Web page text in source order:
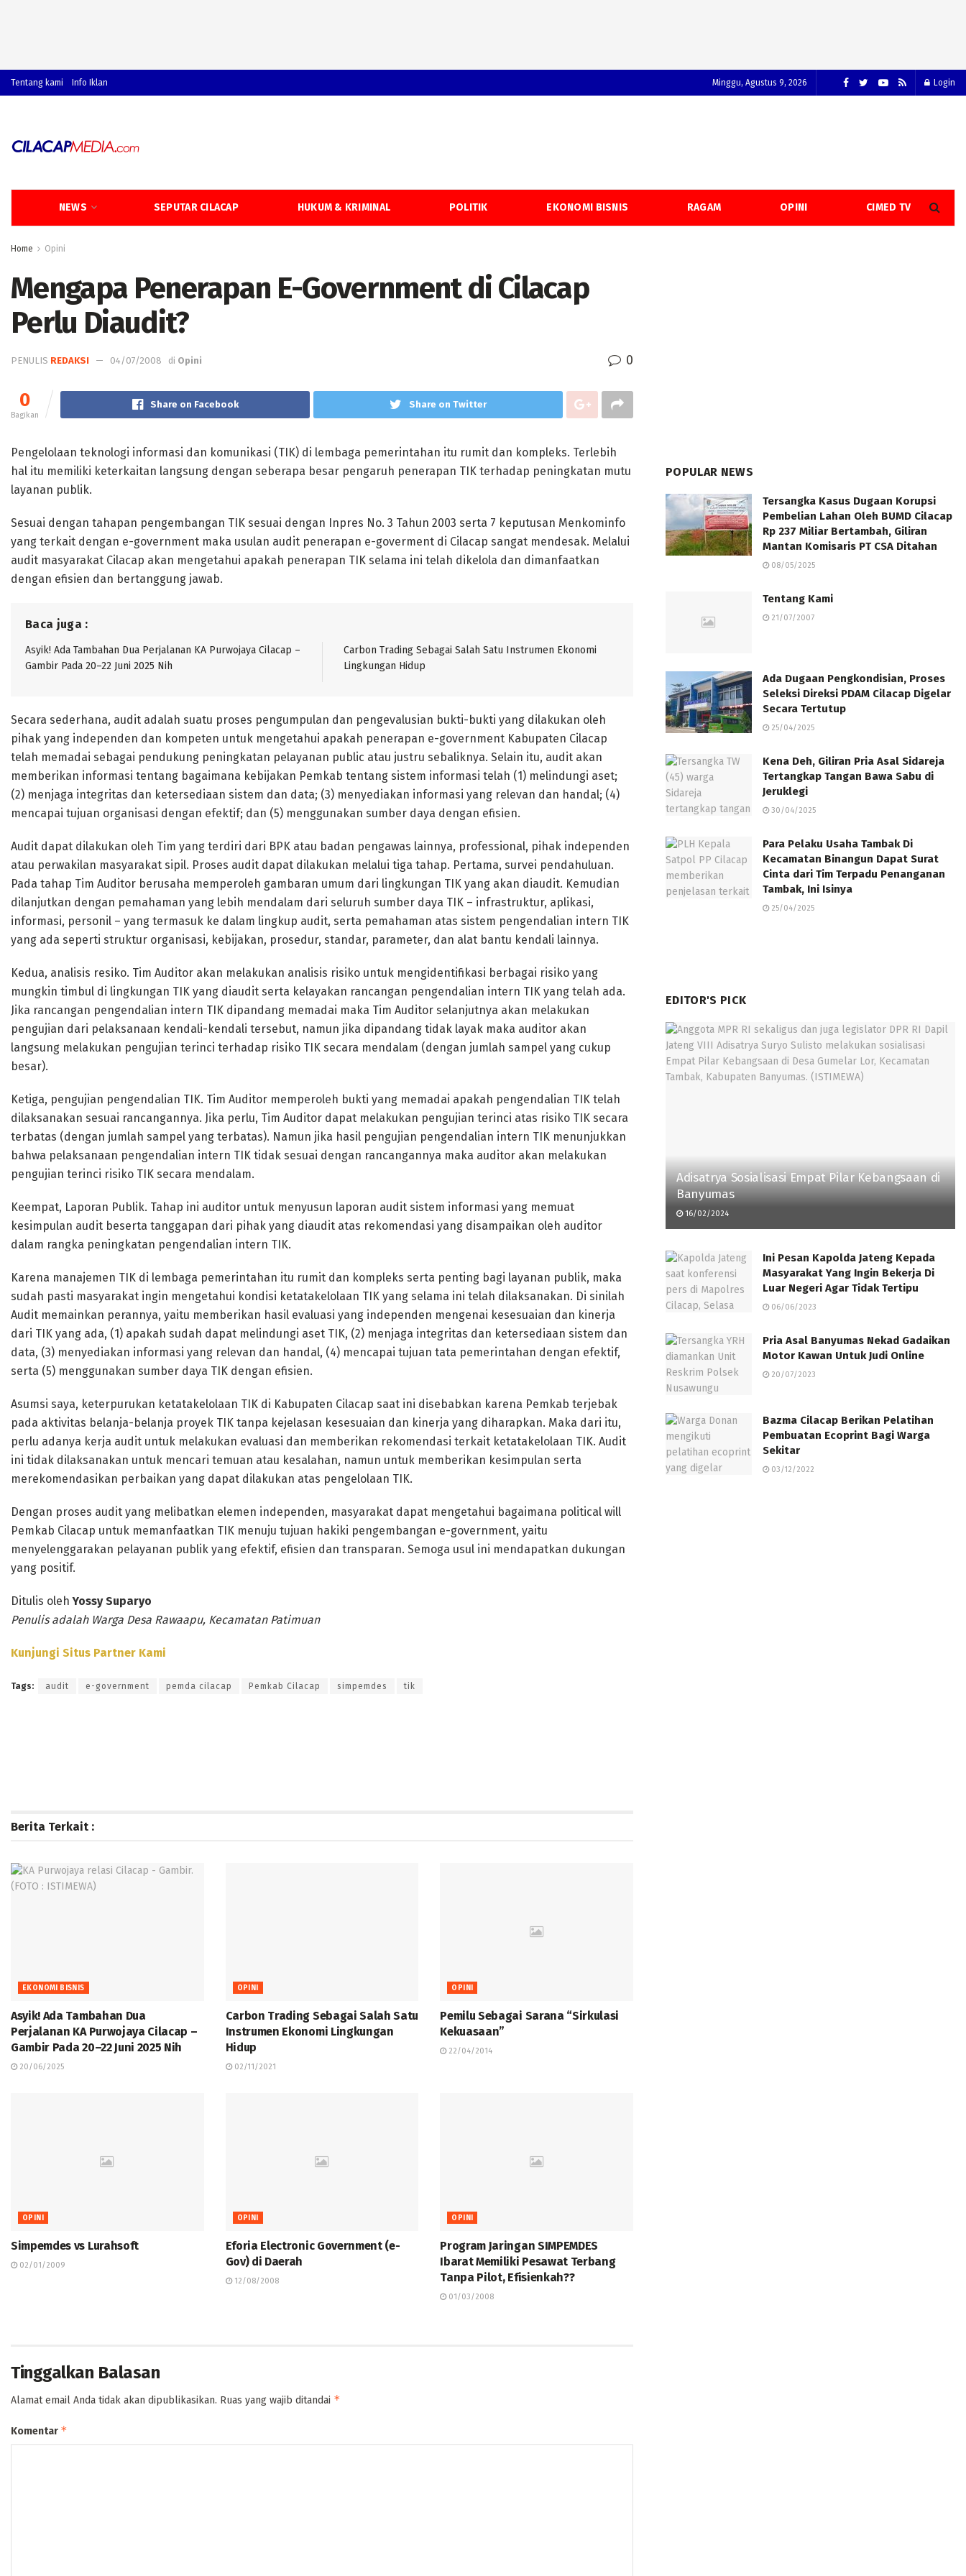
Tentang kami Info Iklan Minggu, Agustus 9, 2026 Login
NEWS SEPUTAR CILACAP HUKUM & KRIMINAL POLITIK EKONOMI BISNIS RAGAM OPINI CIMED TV
Home Opini
Mengapa Penerapan E-Government di Cilacap
Perlu Diaudit?
PENULIS REDAKSI 04/07/2008 di Opini 0
0
Bagikan
Share on Facebook Share on Twitter
Pengelolaan teknologi informasi dan komunikasi (TIK) di lembaga pemerintahan itu rumit dan kompleks. Terlebih
hal itu memiliki keterkaitan langsung dengan seberapa besar pengaruh penerapan TIK terhadap peningkatan mutu
layanan publik.
Sesuai dengan tahapan pengembangan TIK sesuai dengan Inpres No. 3 Tahun 2003 serta 7 keputusan Menkominfo
yang terkait dengan e-government maka usulan audit penerapan e-goverment di Cilacap sangat mendesak. Melalui
audit masyarakat Cilacap akan mengetahui apakah penerapan TIK selama ini telah dikelola dan dimanfaatkan
dengan efisien dan bertanggung jawab.
Baca juga :
Asyik! Ada Tambahan Dua Perjalanan KA Purwojaya Cilacap –
Gambir Pada 20–22 Juni 2025 Nih
Carbon Trading Sebagai Salah Satu Instrumen Ekonomi
Lingkungan Hidup
Secara sederhana, audit adalah suatu proses pengumpulan dan pengevalusian bukti-bukti yang dilakukan oleh
pihak yang independen dan kompeten untuk mengetahui apakah penerapan e-government Kabupaten Cilacap
telah memadai sebagai pendukung peningkatan pelayanan public atau justru sebaliknya. Selain itu, audit akan
memberikan informasi tentang bagaimana kebijakan Pemkab tentang sistem informasi telah (1) melindungi aset;
(2) menjaga integritas dan ketersediaan sistem dan data; (3) menyediakan informasi yang relevan dan handal; (4)
mencapai tujuan organisasi dengan efektif; dan (5) menggunakan sumber daya dengan efisien.
Audit dapat dilakukan oleh Tim yang terdiri dari BPK atau badan pengawas lainnya, professional, pihak independen
atau perwakilan masyarakat sipil. Proses audit dapat dilakukan melalui tiga tahap. Pertama, survei pendahuluan.
Pada tahap Tim Auditor berusaha memperoleh gambaran umum dari lingkungan TIK yang akan diaudit. Kemudian
dilanjutkan dengan pemahaman yang lebih mendalam dari seluruh sumber daya TIK – infrastruktur, aplikasi,
informasi, personil – yang termasuk ke dalam lingkup audit, serta pemahaman atas sistem pengendalian intern TIK
yang ada seperti struktur organisasi, kebijakan, prosedur, standar, parameter, dan alat bantu kendali lainnya.
Kedua, analisis resiko. Tim Auditor akan melakukan analisis risiko untuk mengidentifikasi berbagai risiko yang
mungkin timbul di lingkungan TIK yang diaudit serta kelayakan rancangan pengendalian intern TIK yang telah ada.
Jika rancangan pengendalian intern TIK dipandang memadai maka Tim Auditor selanjutnya akan melakukan
pengujian dari pelaksanaan kendali-kendali tersebut, namun jika dipandang tidak layak maka auditor akan
langsung melakukan pengujian terinci terhadap risiko TIK secara mendalam (dengan jumlah sampel yang cukup
besar).
Ketiga, pengujian pengendalian TIK. Tim Auditor memperoleh bukti yang memadai apakah pengendalian TIK telah
dilaksanakan sesuai rancangannya. Jika perlu, Tim Auditor dapat melakukan pengujian terinci atas risiko TIK secara
terbatas (dengan jumlah sampel yang terbatas). Namun jika hasil pengujian pengendalian intern TIK menunjukkan
bahwa pelaksanaan pengendalian intern TIK tidak sesuai dengan rancangannya maka auditor akan melakukan
pengujian terinci risiko TIK secara mendalam.
Keempat, Laporan Publik. Tahap ini auditor untuk menyusun laporan audit sistem informasi yang memuat
kesimpulan audit beserta tanggapan dari pihak yang diaudit atas rekomendasi yang disampaikan oleh auditor
dalam rangka peningkatan pengendalian intern TIK.
Karena manajemen TIK di lembaga pemerintahan itu rumit dan kompleks serta penting bagi layanan publik, maka
sudah pasti masyarakat ingin mengetahui kondisi ketatakelolaan TIK yang selama ini telah dilaksanakan. Di sinilah
Audit memainkan perannya, yaitu memberikan hasil evaluasi yang independen mengenai kesesuaian dan kinerja
dari TIK yang ada, (1) apakah sudah dapat melindungi aset TIK, (2) menjaga integritas dan ketersediaan sistem dan
data, (3) menyediakan informasi yang relevan dan handal, (4) mencapai tujuan tata pemerintahan dengan efektif,
serta (5) menggunakan sumber daya TIK dengan efisien.
Asumsi saya, keterpurukan ketatakelolaan TIK di Kabupaten Cilacap saat ini disebabkan karena Pemkab terjebak
pada aktivitas belanja-belanja proyek TIK tanpa kejelasan kesesuaian dan kinerja yang diharapkan. Maka dari itu,
perlu adanya kerja audit untuk melakukan evaluasi dan memberikan rekomendasi terkait ketatakelolaan TIK. Audit
ini tidak dilaksanakan untuk mencari temuan atau kesalahan, namun untuk memberikan kesimpulan serta
merekomendasikan perbaikan yang dapat dilakukan atas pengelolaan TIK.
Dengan proses audit yang melibatkan elemen independen, masyarakat dapat mengetahui bagaimana political will
Pemkab Cilacap untuk memanfaatkan TIK menuju tujuan hakiki pengembangan e-government, yaitu
menyelenggarakan pelayanan publik yang efektif, efisien dan transparan. Semoga usul ini mendapatkan dukungan
yang positif.
Ditulis olehYossy Suparyo
Penulis adalah Warga Desa Rawaapu, Kecamatan Patimuan
Kunjungi Situs Partner Kami
Tags: audit e-government pemda cilacap Pemkab Cilacap simpemdes tik
Berita Terkait :
EKONOMI BISNIS
Asyik! Ada Tambahan Dua
Perjalanan KA Purwojaya Cilacap –
Gambir Pada 20–22 Juni 2025 Nih
20/06/2025
OPINI
Carbon Trading Sebagai Salah Satu
Instrumen Ekonomi Lingkungan
Hidup
02/11/2021
OPINI
Pemilu Sebagai Sarana “Sirkulasi
Kekuasaan”
22/04/2014
OPINI
Simpemdes vs Lurahsoft
02/01/2009
OPINI
Eforia Electronic Government (e-
Gov) di Daerah
12/08/2008
OPINI
Program Jaringan SIMPEMDES
Ibarat Memiliki Pesawat Terbang
Tanpa Pilot, Efisienkah??
01/03/2008
Tinggalkan Balasan
Alamat email Anda tidak akan dipublikasikan. Ruas yang wajib ditandai *
Komentar *
POPULAR NEWS
Tersangka Kasus Dugaan Korupsi
Pembelian Lahan Oleh BUMD Cilacap
Rp 237 Miliar Bertambah, Giliran
Mantan Komisaris PT CSA Ditahan
08/05/2025
Tentang Kami
21/07/2007
Ada Dugaan Pengkondisian, Proses
Seleksi Direksi PDAM Cilacap Digelar
Secara Tertutup
25/04/2025
Kena Deh, Giliran Pria Asal Sidareja
Tertangkap Tangan Bawa Sabu di
Jeruklegi
30/04/2025
Para Pelaku Usaha Tambak Di
Kecamatan Binangun Dapat Surat
Cinta dari Tim Terpadu Penanganan
Tambak, Ini Isinya
25/04/2025
EDITOR'S PICK
Adisatrya Sosialisasi Empat Pilar Kebangsaan di
Banyumas
16/02/2024
Ini Pesan Kapolda Jateng Kepada
Masyarakat Yang Ingin Bekerja Di
Luar Negeri Agar Tidak Tertipu
06/06/2023
Pria Asal Banyumas Nekad Gadaikan
Motor Kawan Untuk Judi Online
20/07/2023
Bazma Cilacap Berikan Pelatihan
Pembuatan Ecoprint Bagi Warga
Sekitar
03/12/2022